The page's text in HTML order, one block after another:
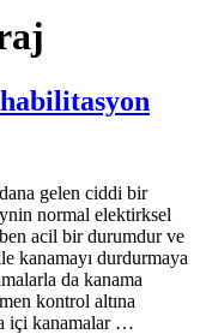
gelen ciddi bir
normal elektirksel
acil bir durumdur ve
kanamayı durdurmaya
da kanama
kontrol altına
içi kanamalar …